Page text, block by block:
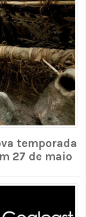
temporada
27 de maio